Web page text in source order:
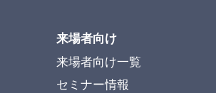
来場者向け
来場者向け一覧
セミナー情報